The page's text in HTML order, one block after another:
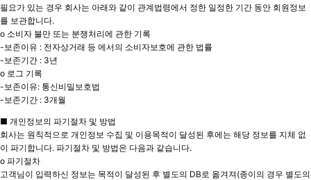
필요가 있는 경우 회사는 아래와 같이 관계법령에서 정한 일정한 기간 동안 회원정보
를 보관합니다.
o 소비자 불만 또는 분쟁처리에 관한 기록
-보존이유 : 전자상거래 등 에서의 소비자보호에 관한 법률
-보존기간 : 3년
o 로그 기록
-보존이유: 통신비밀보호법
-보존기간 : 3개월
■ 개인정보의 파기절차 및 방법
회사는 원칙적으로 개인정보 수집 및 이용목적이 달성된 후에는 해당 정보를 지체 없
이 파기합니다. 파기절차 및 방법은 다음과 같습니다.
o 파기절차
고객님이 입력하신 정보는 목적이 달성된 후 별도의 DB로 옮겨져(종이의 경우 별도의